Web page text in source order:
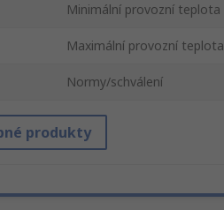
Minimální provozní teplota
Maximální provozní teplota
Normy/schválení
produkty